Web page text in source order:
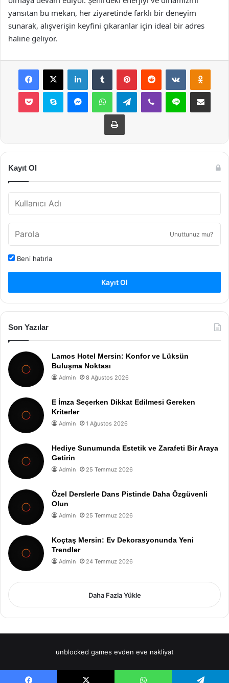
yansıtan bu mekan, her ziyaretinde farklı bir deneyim
sunarak, alışverişin keyfini çıkaranlar için ideal bir adres
haline geliyor.
Facebook
X LinkedInTumblr PinterestReddit VKontakte
Pocket Skype MessengerWhatsAppTelegramViber Line E-Posta ile
Yazdır
Kayıt Ol
Unuttunuz mu?
Beni hatırla
Kayıt Ol
Son Yazılar
Lamos Hotel Mersin: Konfor ve Lüksün
Buluşma Noktası
Admin 8 Ağustos 2026
E İmza Seçerken Dikkat Edilmesi Gereken
Kriterler
Admin 1 Ağustos 2026
Hediye Sunumunda Estetik ve Zarafeti Bir Araya
Getirin
Admin 25 Temmuz 2026
Özel Derslerle Dans Pistinde Daha Özgüvenli
Olun
Admin 25 Temmuz 2026
Koçtaş Mersin: Ev Dekorasyonunda Yeni
Trendler
Admin 24 Temmuz 2026
Daha Fazla Yükle
unblocked games evden eve nakliyat